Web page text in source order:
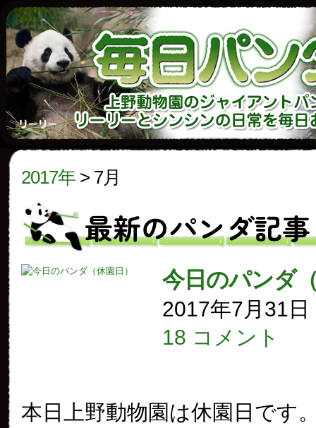
2017年 > 7月
最新のパンダ記事
今日のパンダ
2017年7月31日
18 コメント
本日上野動物園は休園日です